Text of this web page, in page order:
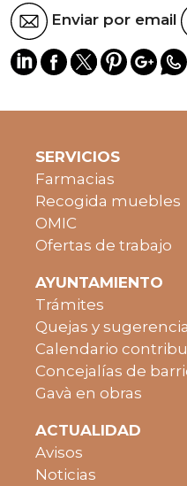
Enviar por email
SERVICIOS
Farmacias
Recogida muebles
OMIC
Ofertas de trabajo
AYUNTAMIENTO
Trámites
Quejas y
Calendario
Concejalías de
Gavà en obras
ACTUALIDAD
Avisos
Noticias